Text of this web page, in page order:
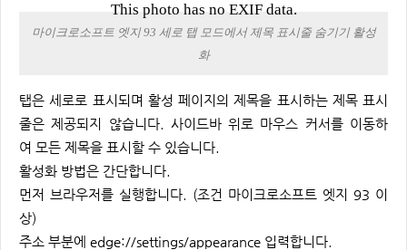
This photo has no EXIF data.
마이크로소프트 엣지 93 세로 탭 모드에서 제목 표시줄 숨기기 활성
화
탭은 세로로 표시되며 활성 페이지의 제목을 표시하는 제목 표시
줄은 제공되지 않습니다. 사이드바 위로 마우스 커서를 이동하
여 모든 제목을 표시할 수 있습니다.
활성화 방법은 간단합니다.
먼저 브라우저를 실행합니다. (조건 마이크로소프트 엣지 93 이
상)
주소 부분에 edge://settings/appearance 입력합니다.